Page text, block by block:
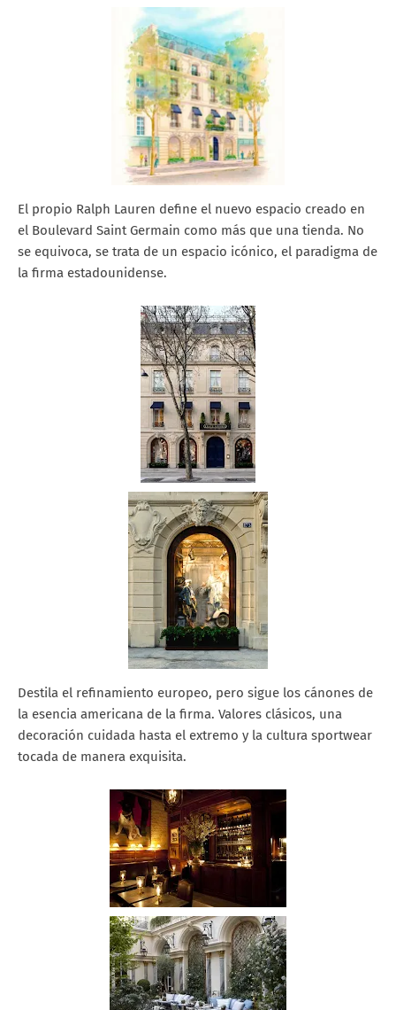
El propio Ralph Lauren define el nuevo espacio creado en
el Boulevard Saint Germain como más que una tienda. No
se equivoca, se trata de un espacio icónico, el paradigma de
la firma estadounidense.
Destila el refinamiento europeo, pero sigue los cánones de
la esencia americana de la firma. Valores clásicos, una
decoración cuidada hasta el extremo y la cultura sportwear
tocada de manera exquisita.